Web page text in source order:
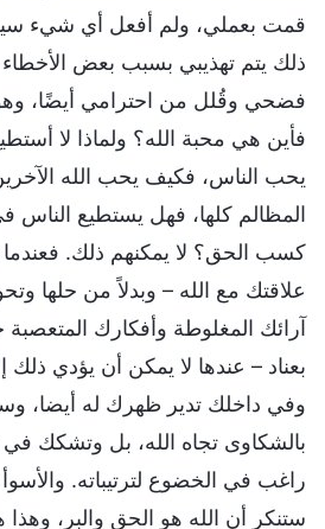
قمت بعملي، ولم أفعل أي شيء
ذلك يتم تهذيبي بسبب بعض
فضحي وقُلل من احترامي أيضًا،
فأين هي محبة الله؟ ولماذا لا
يحب الناس، فكيف يحب الله
المظالم كلها، فهل يستطيع الناس
كسب الحق؟ لا يمكنهم ذلك.
علاقتك مع الله – وبدلاً من حلها
آرائك المغلوطة وأفكارك المتعصبة
بعناد – عندها لا يمكن أن يؤدي ذلك
وفي داخلك تدير ظهرك له أيضا،
بالشكاوى تجاه الله، بل وتشكك في
راغب في الخضوع لترتيباته.
ستنكر أن الله هو الحق والبر،